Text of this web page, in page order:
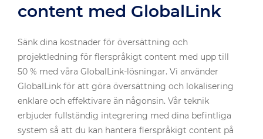
content med GlobalLink
Sänk dina kostnader för översättning och
projektledning för flerspråkigt content med upp till
50 % med våra GlobalLink-lösningar. Vi använder
GlobalLink för att göra översättning och lokalisering
enklare och effektivare än någonsin. Vår teknik
erbjuder fullständig integrering med dina befintliga
system så att du kan hantera flerspråkigt content på